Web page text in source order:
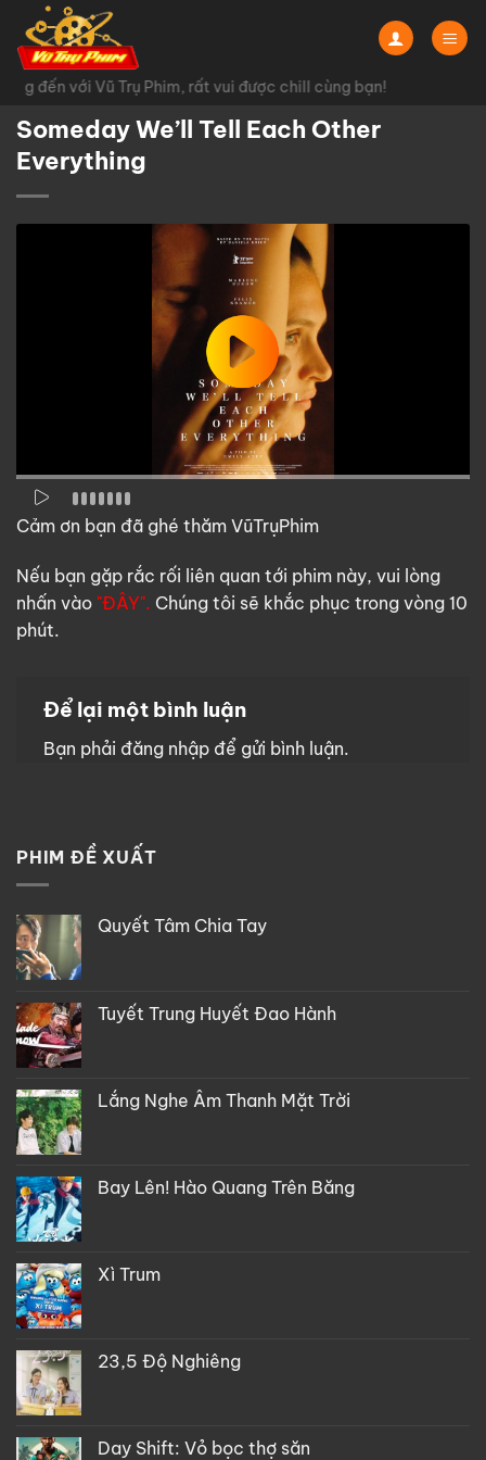
Chuyển
đến
nội
dungđến với Vũ Trụ Phim, rất vui được chill cùng bạn!
Someday We’ll Tell Each Other
Everything
Cảm ơn bạn đã ghé thăm VũTrụPhim
Nếu bạn gặp rắc rối liên quan tới phim này, vui lòng
nhấn vào "ĐÂY". Chúng tôi sẽ khắc phục trong vòng 10
phút.
Để lại một bình luận
Bạn phải đăng nhập để gửi bình luận.
PHIM ĐỀ XUẤT
Quyết Tâm Chia Tay
Tuyết Trung Huyết Đao Hành
Lắng Nghe Âm Thanh Mặt Trời
Bay Lên! Hào Quang Trên Băng
Xì Trum
23,5 Độ Nghiêng
Day Shift: Vỏ bọc thợ săn